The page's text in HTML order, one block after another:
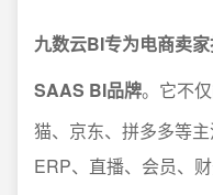
九数云BI专为电商卖
SAAS BI品牌。它不
猫、京东、拼多多等
ERP、直播、会员、